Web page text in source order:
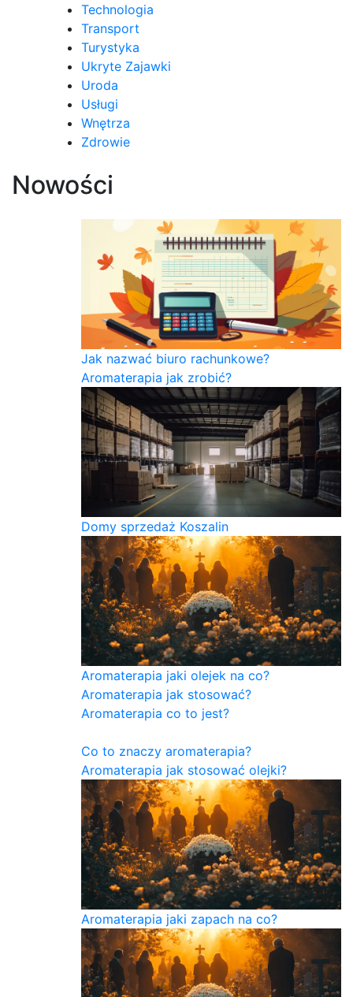
Technologia
Transport
Turystyka
Ukryte Zajawki
Uroda
Usługi
Wnętrza
Zdrowie
Nowości
Jak nazwać biuro rachunkowe?
Aromaterapia jak zrobić?
Domy sprzedaż Koszalin
Aromaterapia jaki olejek na co?
Aromaterapia jak stosować?
Aromaterapia co to jest?
Co to znaczy aromaterapia?
Aromaterapia jak stosować olejki?
Aromaterapia jaki zapach na co?